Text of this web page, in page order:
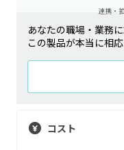
連携・
あなたの職場・業務
この製品が本当に相
コスト